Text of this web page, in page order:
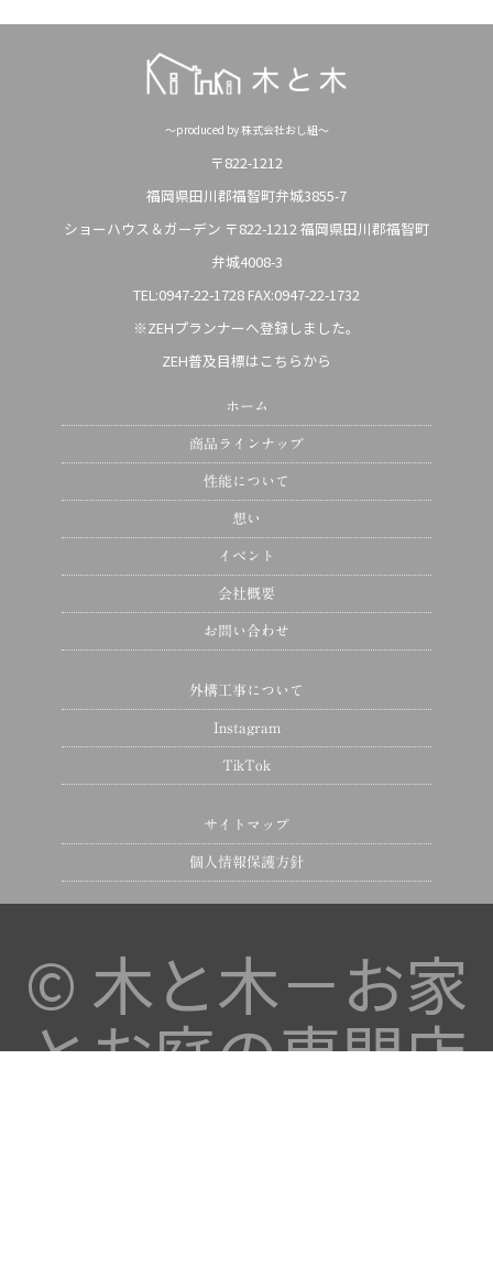
～produced by 株式会社おし組～
〒822-1212
福岡県田川郡福智町弁城3855-7
ショーハウス＆ガーデン 〒822-1212 福岡県田川郡福智町
弁城4008-3
TEL:0947-22-1728 FAX:0947-22-1732
※ZEHプランナーへ登録しました。
ZEH普及目標はこちらから
ホーム
商品ラインナップ
性能について
想い
イベント
会社概要
お問い合わせ
外構工事について
Instagram
TikTok
サイトマップ
個人情報保護方針
© 木と木－お家
とお庭の専門店